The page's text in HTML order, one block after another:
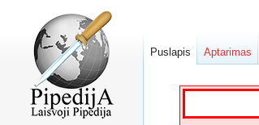
Puslapis Aptarimas